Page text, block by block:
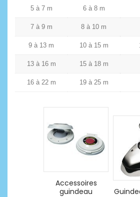
5 à 7 m 6 à 8 m
7 à 9 m 8 à 10 m
9 à 13 m 10 à 15 m
13 à 16 m 15 à 18 m
16 à 22 m 19 à 25 m
Accessoires
guindeau